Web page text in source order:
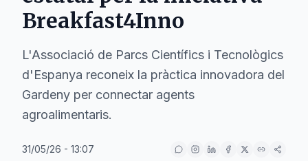
Breakfast4Inno
L'Associació de Parcs Científics i Tecnològics
d'Espanya reconeix la pràctica innovadora del
Gardeny per connectar agents
agroalimentaris.
31/05/26 - 13:07